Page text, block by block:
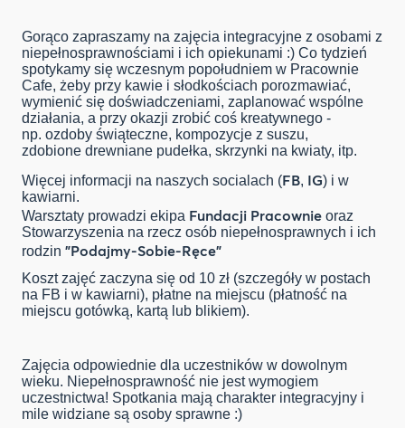
Gorąco zapraszamy na zajęcia integracyjne z osobami z
niepełnosprawnościami i ich opiekunami :) Co tydzień
spotykamy się wczesnym popołudniem w Pracownie
Cafe, żeby przy kawie i słodkościach porozmawiać,
wymienić się doświadczeniami, zaplanować wspólne
działania, a przy okazji zrobić coś kreatywnego -
np. ozdoby świąteczne, kompozycje z suszu,
zdobione drewniane pudełka, skrzynki na kwiaty, itp.
Więcej informacji na naszych socialach (FB, IG) i w
kawiarni.
Warsztaty prowadzi ekipa Fundacji Pracownie oraz
Stowarzyszenia na rzecz osób niepełnosprawnych i ich
rodzin "Podajmy-Sobie-Ręce"
Koszt zajęć zaczyna się od 10 zł (szczegóły w postach
na FB i w kawiarni), płatne na miejscu (płatność na
miejscu gotówką, kartą lub blikiem).
Zajęcia odpowiednie dla uczestników w dowolnym
wieku. Niepełnosprawność nie jest wymogiem
uczestnictwa! Spotkania mają charakter integracyjny i
mile widziane są osoby sprawne :)